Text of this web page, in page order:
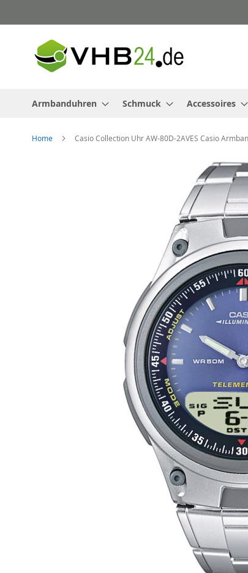
zum
Armbanduhren Schmuck Accessoires
Home Casio Collection Uhr AW-80D-2AVES Casio